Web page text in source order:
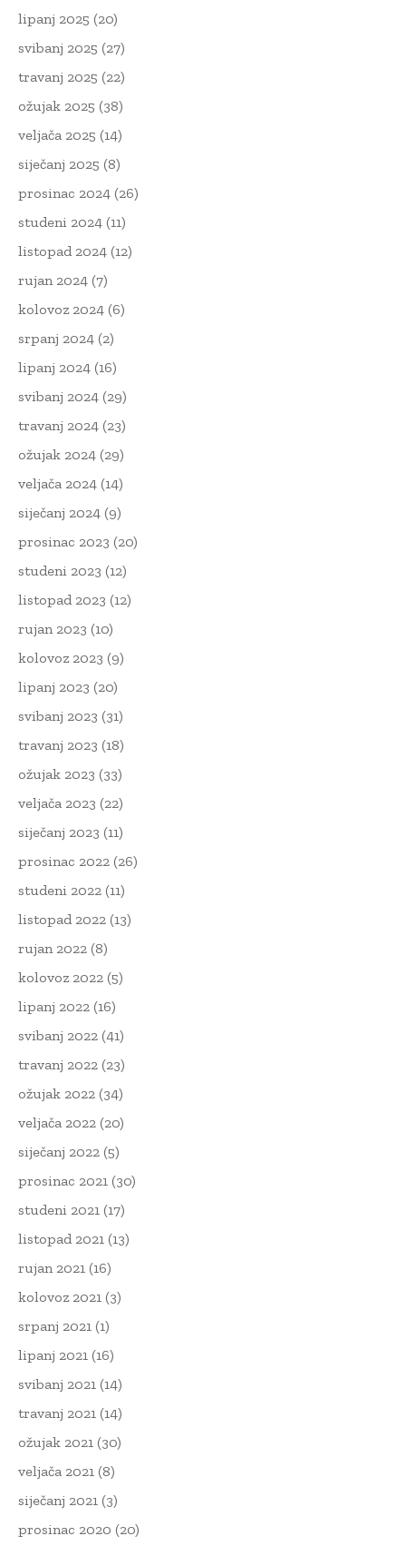
lipanj 2025 (20)
svibanj 2025 (27)
travanj 2025 (22)
ožujak 2025 (38)
veljača 2025 (14)
siječanj 2025 (8)
prosinac 2024 (26)
studeni 2024 (11)
listopad 2024 (12)
rujan 2024 (7)
kolovoz 2024 (6)
srpanj 2024 (2)
lipanj 2024 (16)
svibanj 2024 (29)
travanj 2024 (23)
ožujak 2024 (29)
veljača 2024 (14)
siječanj 2024 (9)
prosinac 2023 (20)
studeni 2023 (12)
listopad 2023 (12)
rujan 2023 (10)
kolovoz 2023 (9)
lipanj 2023 (20)
svibanj 2023 (31)
travanj 2023 (18)
ožujak 2023 (33)
veljača 2023 (22)
siječanj 2023 (11)
prosinac 2022 (26)
studeni 2022 (11)
listopad 2022 (13)
rujan 2022 (8)
kolovoz 2022 (5)
lipanj 2022 (16)
svibanj 2022 (41)
travanj 2022 (23)
ožujak 2022 (34)
veljača 2022 (20)
siječanj 2022 (5)
prosinac 2021 (30)
studeni 2021 (17)
listopad 2021 (13)
rujan 2021 (16)
kolovoz 2021 (3)
srpanj 2021 (1)
lipanj 2021 (16)
svibanj 2021 (14)
travanj 2021 (14)
ožujak 2021 (30)
veljača 2021 (8)
siječanj 2021 (3)
prosinac 2020 (20)